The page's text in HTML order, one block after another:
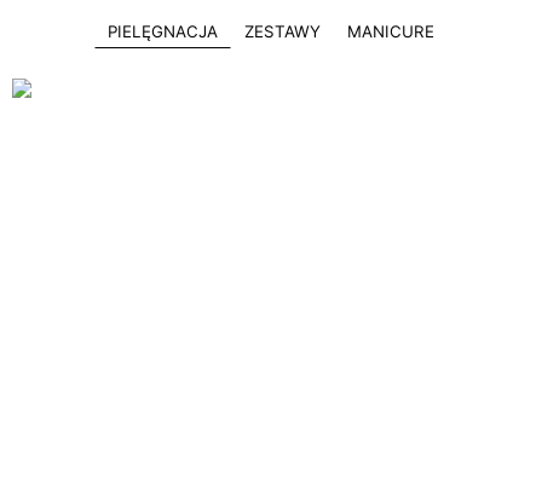
PIELĘGNACJA ZESTAWY MANICURE